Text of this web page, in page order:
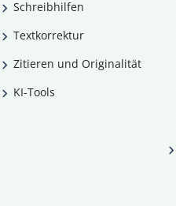
Schreibhilfen
Textkorrektur
Zitieren und Originalität
KI-Tools